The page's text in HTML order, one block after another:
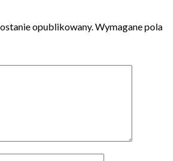
opublikowany.Wymagane pola